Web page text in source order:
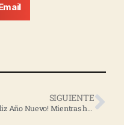
SIGUIENTE
¡Feliz Año Nuevo! Mientras haya un mañana, habrá una oportunidad